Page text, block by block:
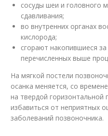
сосуды шеи и головного
сдавливания;
во внутренних органах
кислорода;
сгорают накопившиеся
перечисленных выше
На мягкой постели
осанка меняется, со
на твердой
избавиться от неприятных
заболеваний позвоночника.